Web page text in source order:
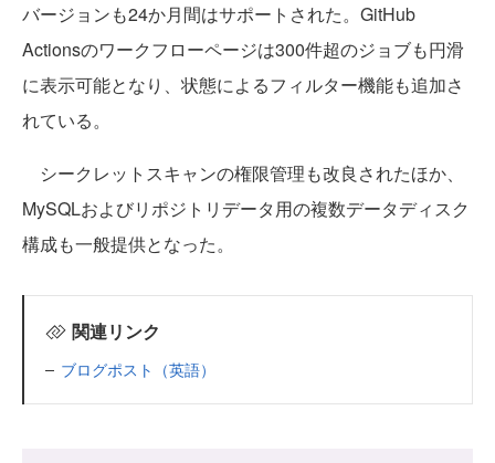
バージョンも24か月間はサポートされた。GitHub
Actionsのワークフローページは300件超のジョブも円滑
に表示可能となり、状態によるフィルター機能も追加さ
れている。
シークレットスキャンの権限管理も改良されたほか、
MySQLおよびリポジトリデータ用の複数データディスク
構成も一般提供となった。
関連リンク
ブログポスト（英語）